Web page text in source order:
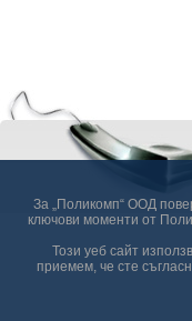
За „Поликомп“ ООД
ключови моменти от
Този уеб сайт
приемем, че сте